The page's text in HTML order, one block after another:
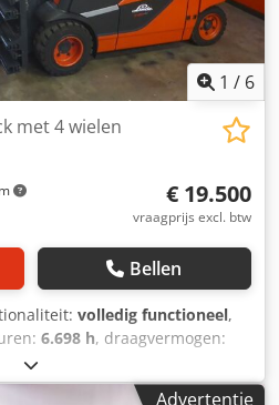
1 / 6
met 4 wielen
€ 19.500
vraagprijs excl. btw
Bellen
volledig functioneel,
6.698 h, draagvermogen:
mm
2.450 mm, aandrijftype:
Advertentie